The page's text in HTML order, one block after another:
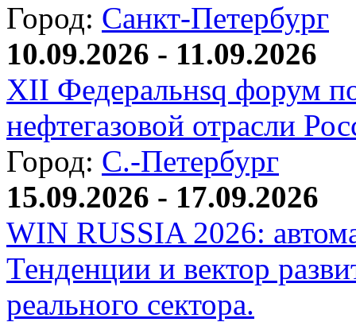
Город: Санкт-Петербург
10.09.2026 - 11.09.2026
XII Федеральнsq форум
нефтегазовой отрасли
Город: С.-Петербург
15.09.2026 - 17.09.2026
WIN RUSSIA 2026:
Тенденции и вектор
реального сектора.